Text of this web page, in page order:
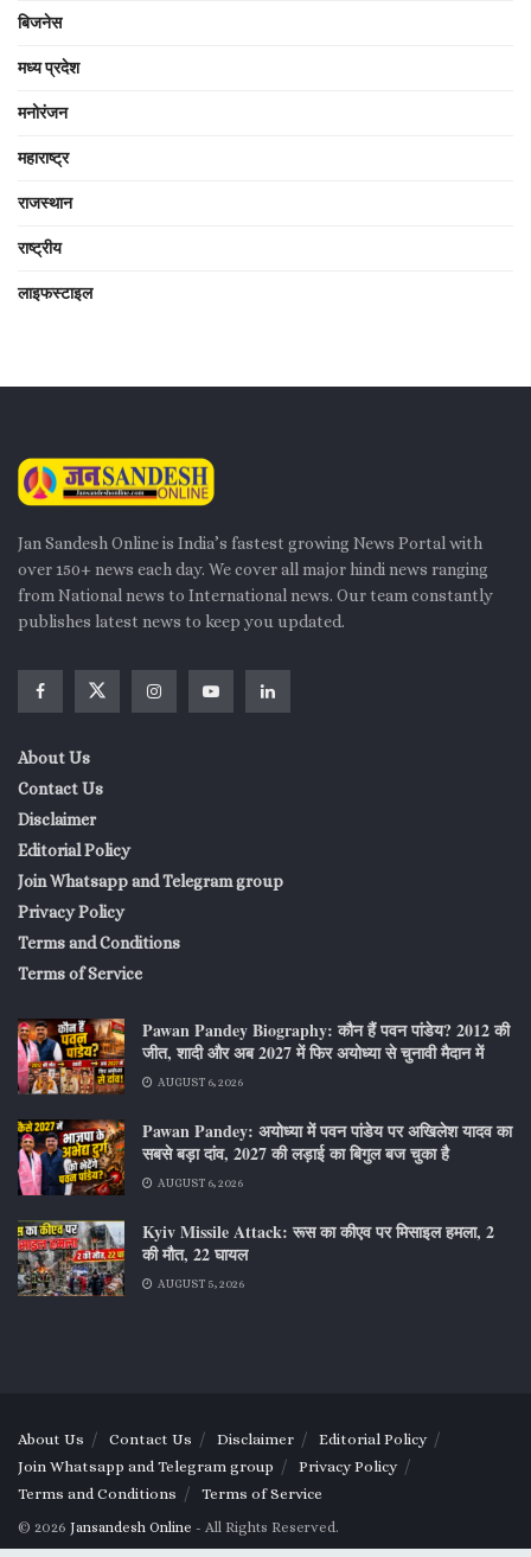
बिजनेस
मध्य प्रदेश
मनोरंजन
महाराष्ट्र
राजस्थान
राष्ट्रीय
लाइफस्टाइल
Jan Sandesh Online is India’s fastest growing News Portal with
over 150+ news each day. We cover all major hindi news ranging
from National news to International news. Our team constantly
publishes latest news to keep you updated.
About Us
Contact Us
Disclaimer
Editorial Policy
Join Whatsapp and Telegram group
Privacy Policy
Terms and Conditions
Terms of Service
Pawan Pandey Biography: कौन हैं पवन पांडेय? 2012 की
जीत, शादी और अब 2027 में फिर अयोध्या से चुनावी मैदान में
AUGUST 6, 2026
Pawan Pandey: अयोध्या में पवन पांडेय पर अखिलेश यादव का
सबसे बड़ा दांव, 2027 की लड़ाई का बिगुल बज चुका है
AUGUST 6, 2026
Kyiv Missile Attack: रूस का कीएव पर मिसाइल हमला, 2
की मौत, 22 घायल
AUGUST 5, 2026
About Us Contact Us Disclaimer
Editorial Policy
Join Whatsapp and Telegram group
Privacy Policy
Terms and Conditions
Terms of Service
© 2026 Jansandesh Online - All Rights Reserved.